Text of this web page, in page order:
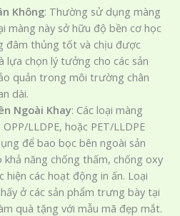
Không: Thường sử dụng màng
màng này sở hữu độ bền cơ học
đâm thủng tốt và chịu được
lựa chọn lý tưởng cho các sản
quản trong môi trường chân
dài.
Ngoài Khay: Các loại màng
LLDPE, hoặc PET/LLDPE
để bao bọc bên ngoài sản
khả năng chống thấm, chống oxy
hiện các hoạt động in ấn. Loại
ở các sản phẩm trưng bày tại
quà tặng với mẫu mã đẹp mắt.